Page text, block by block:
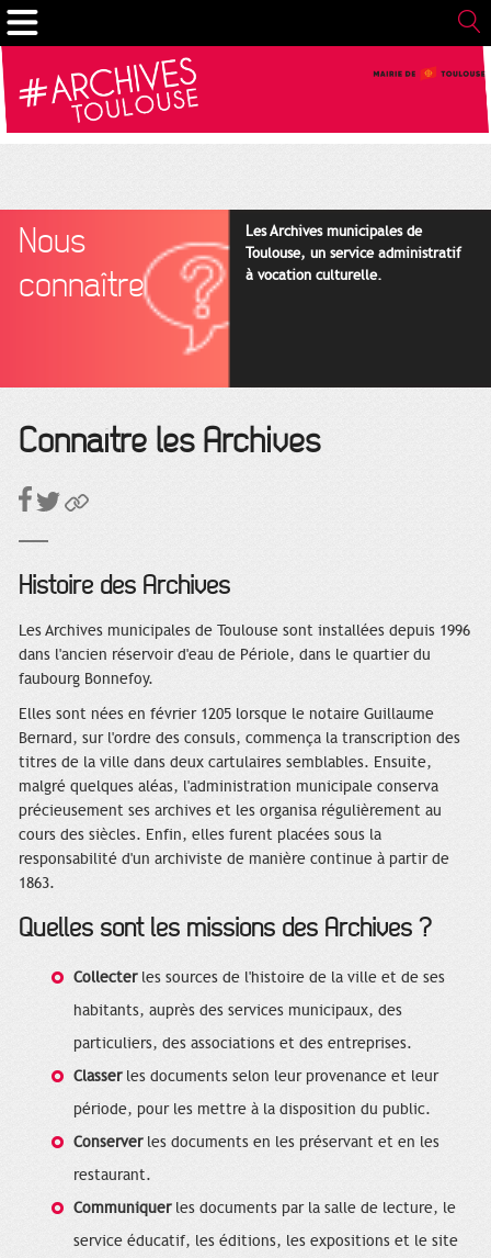
Nous
connaître
Les Archives municipales de
Toulouse, un service administratif
à vocation culturelle.
Connaître les Archives
Histoire des Archives
Les Archives municipales de Toulouse sont installées depuis 1996
dans l'ancien réservoir d'eau de Périole, dans le quartier du
faubourg Bonnefoy.
Elles sont nées en février 1205 lorsque le notaire Guillaume
Bernard, sur l'ordre des consuls, commença la transcription des
titres de la ville dans deux cartulaires semblables. Ensuite,
malgré quelques aléas, l'administration municipale conserva
précieusement ses archives et les organisa régulièrement au
cours des siècles. Enfin, elles furent placées sous la
responsabilité d'un archiviste de manière continue à partir de
1863.
Quelles sont les missions des Archives ?
Collecter les sources de l'histoire de la ville et de ses
habitants, auprès des services municipaux, des
particuliers, des associations et des entreprises.
Classer les documents selon leur provenance et leur
période, pour les mettre à la disposition du public.
Conserver les documents en les préservant et en les
restaurant.
Communiquer les documents par la salle de lecture, le
service éducatif, les éditions, les expositions et le site
Gestion de vos préférences sur les cookies